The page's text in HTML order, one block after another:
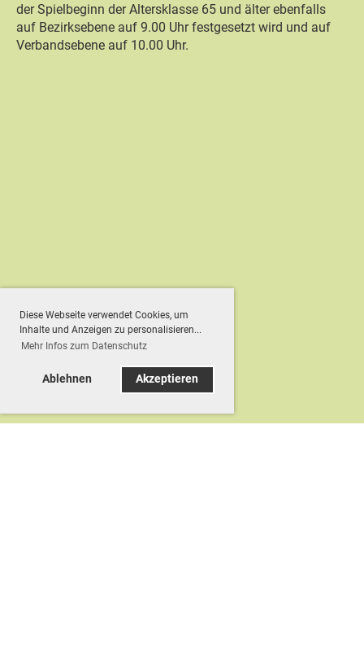
Diese Webseite verwendet Cookies, um
Inhalte und Anzeigen zu personalisieren...
Mehr Infos zum Datenschutz
Ablehnen Akzeptieren
der Spielbeginn der Altersklasse 65 und älter ebenfalls
auf Bezirksebene auf 9.00 Uhr festgesetzt wird und auf
Verbandsebene auf 10.00 Uhr.